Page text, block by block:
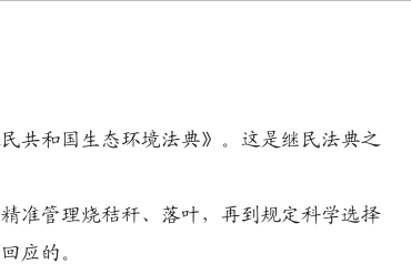
和国生态环境法典》。这是继民法典之
管理烧秸秆、落叶，再到规定科学选择
应的。